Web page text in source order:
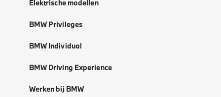
Elektrische modellen
BMW Privileges
BMW Individual
BMW Driving Experience
Werken bij BMW